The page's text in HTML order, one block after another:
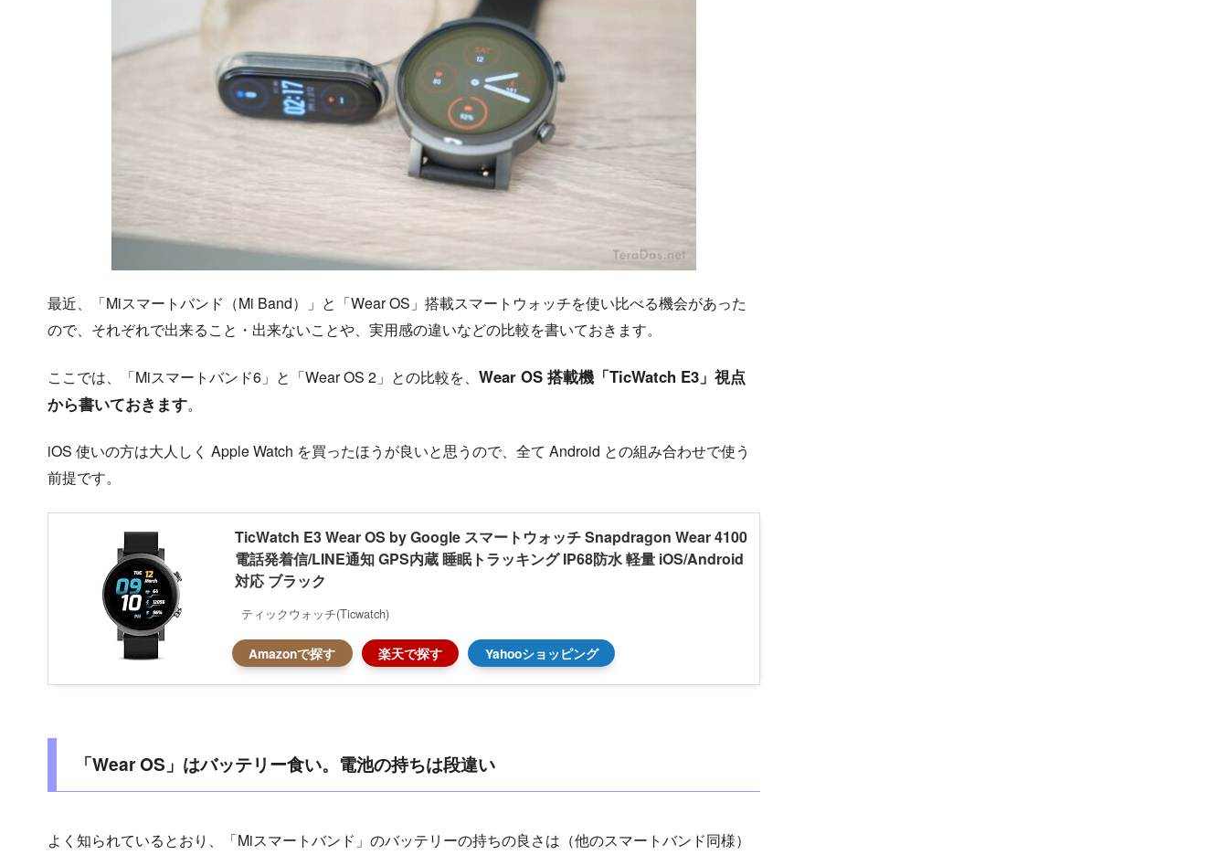
最近、「Miスマートバンド（Mi Band）」と「Wear OS」搭載スマートウォッチを使い比べる機会があった
ので、それぞれで出来ること・出来ないことや、実用感の違いなどの比較を書いておきます。
ここでは、「Miスマートバンド6」と「Wear OS 2」との比較を、 Wear OS 搭載機「TicWatch E3」視点
から書いておきます。
iOS 使いの方は大人しく Apple Watch を買ったほうが良いと思うので、全て Android との組み合わせで使う
前提です。
TicWatch E3 Wear OS by Google スマートウォッチ Snapdragon Wear 4100
電話発着信/LINE通知 GPS内蔵 睡眠トラッキング IP68防水 軽量 iOS/Android
対応 ブラック
ティックウォッチ(Ticwatch)
Amazonで探す 楽天で探す Yahooショッピング
「Wear OS」はバッテリー食い。電池の持ちは段違い
よく知られているとおり、「Miスマートバンド」のバッテリーの持ちの良さは（他のスマートバンド同様）